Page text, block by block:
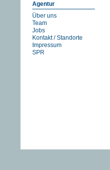
Agentur
Über uns
Team
Jobs
Kontakt / Standorte
Impressum
SPR